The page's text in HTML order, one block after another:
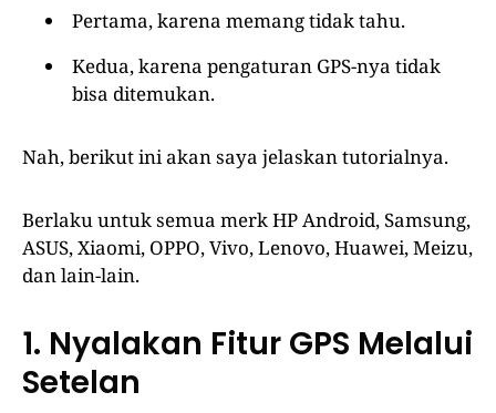
Pertama, karena memang tidak tahu.
Kedua, karena pengaturan GPS-nya tidak
bisa ditemukan.
Nah, berikut ini akan saya jelaskan tutorialnya.
Berlaku untuk semua merk HP Android, Samsung,
ASUS, Xiaomi, OPPO, Vivo, Lenovo, Huawei, Meizu,
dan lain-lain.
1. Nyalakan Fitur GPS Melalui
Setelan